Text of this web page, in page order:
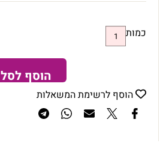
כמות
הוסף לסל
הוסף לרשימת המשאלות